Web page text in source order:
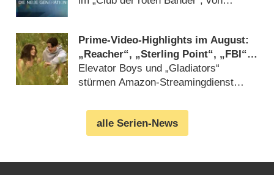
Prime-Video-Highlights im August:
„Reacher“, „Sterling Point“, „FBI“,
„Arrow“, „Gossip Girl“ und „Sledge
Hammer“
Elevator Boys und „Gladiators“
stürmen Amazon-Streamingdienst
alle Serien-News